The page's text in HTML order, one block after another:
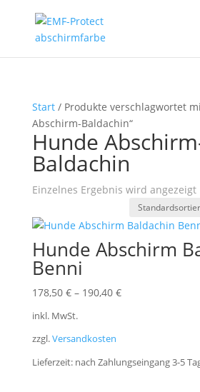
Start/ Produkte verschlagwortet
Abschirm-Baldachin“
Hunde
Baldachin
Einzelnes Ergebnis wird angezeigt
Hunde Abschirm
Benni
178,50 €– 190,40 €
inkl. MwSt.
zzgl.Versandkosten
Lieferzeit: nach Zahlungseingang 3-5